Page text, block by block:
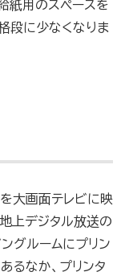
紙用のスペースを
段に少なくなりま
大画面テレビに映
地上デジタル放送の
グルームにプリン
るなか、プリンタ